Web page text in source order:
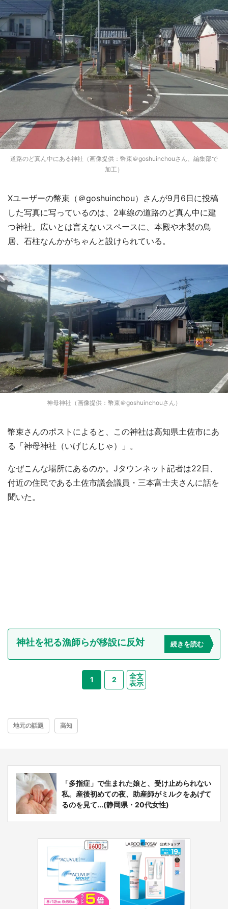
道路のど真ん中にある神社（画像提供：幣束＠goshuinchouさん、編集部で
加工）
Xユーザーの幣束（＠goshuinchou）さんが9月6日に投稿
した写真に写っているのは、2車線の道路のど真ん中に建
つ神社。広いとは言えないスペースに、本殿や木製の鳥
居、石柱なんかがちゃんと設けられている。
神母神社（画像提供：幣束＠goshuinchouさん）
幣束さんのポストによると、この神社は高知県土佐市にあ
る「神母神社（いげじんじゃ）」。
なぜこんな場所にあるのか。Jタウンネット記者は22日、
付近の住民である土佐市議会議員・三本富士夫さんに話を
聞いた。
神社を祀る漁師らが移設に反対 続きを読む
1 2
全文
表示
地元の話題 高知
「多指症」で生まれた娘と、受け止められない
私。産後初めての夜、助産師がミルクをあげて
るのを見て...(静岡県・20代女性)